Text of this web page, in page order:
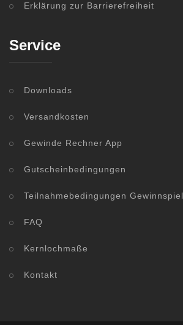
Erklärung zur Barrierefreiheit
Service
Downloads
Versandkosten
Gewinde Rechner App
Gutscheinbedingungen
Teilnahmebedingungen Gewinnspiel
FAQ
Kernlochmaße
Kontakt